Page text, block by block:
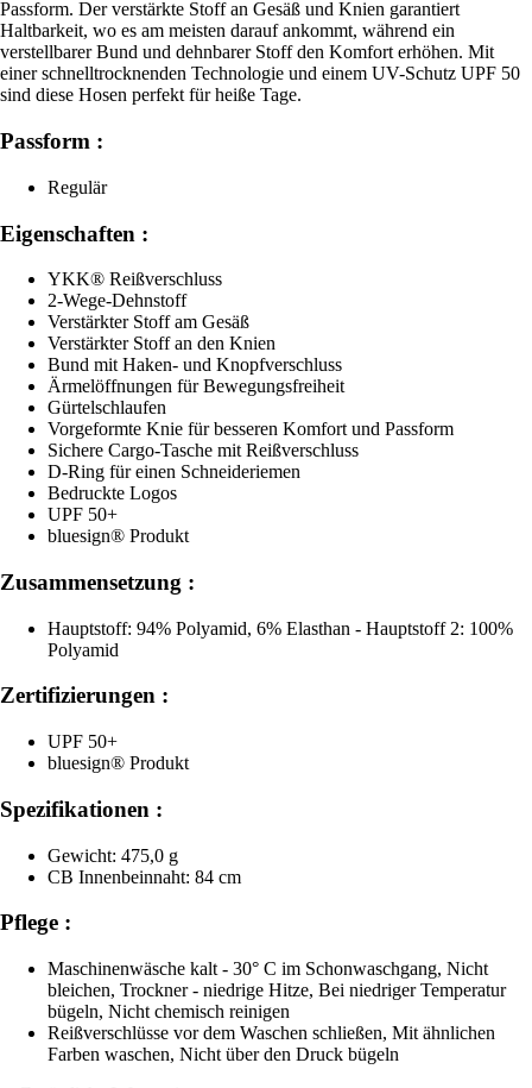
Passform. Der verstärkte Stoff an Gesäß und Knien garantiert
Haltbarkeit, wo es am meisten darauf ankommt, während ein
verstellbarer Bund und dehnbarer Stoff den Komfort erhöhen. Mit
einer schnelltrocknenden Technologie und einem UV-Schutz UPF 50
sind diese Hosen perfekt für heiße Tage.
Passform :
Regulär
Eigenschaften :
YKK® Reißverschluss
2-Wege-Dehnstoff
Verstärkter Stoff am Gesäß
Verstärkter Stoff an den Knien
Bund mit Haken- und Knopfverschluss
Ärmelöffnungen für Bewegungsfreiheit
Gürtelschlaufen
Vorgeformte Knie für besseren Komfort und Passform
Sichere Cargo-Tasche mit Reißverschluss
D-Ring für einen Schneideriemen
Bedruckte Logos
UPF 50+
bluesign® Produkt
Zusammensetzung :
Hauptstoff: 94% Polyamid, 6% Elasthan - Hauptstoff 2: 100%
Polyamid
Zertifizierungen :
UPF 50+
bluesign® Produkt
Spezifikationen :
Gewicht: 475,0 g
CB Innenbeinnaht: 84 cm
Pflege :
Maschinenwäsche kalt - 30° C im Schonwaschgang, Nicht
bleichen, Trockner - niedrige Hitze, Bei niedriger Temperatur
bügeln, Nicht chemisch reinigen
Reißverschlüsse vor dem Waschen schließen, Mit ähnlichen
Farben waschen, Nicht über den Druck bügeln